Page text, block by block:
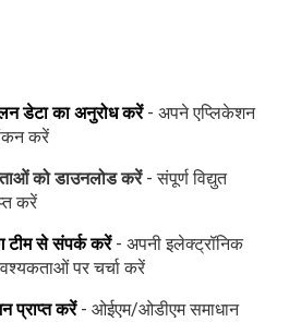
डेटा का अनुरोध करें- अपने एप्लिकेशन
करें
को डाउनलोड करें- संपूर्ण विद्युत
करें
टीम से संपर्क करें- अपनी इलेक्ट्रॉनिक
पर चर्चा करें
प्राप्त करें- ओईएम/ओडीएम समाधान